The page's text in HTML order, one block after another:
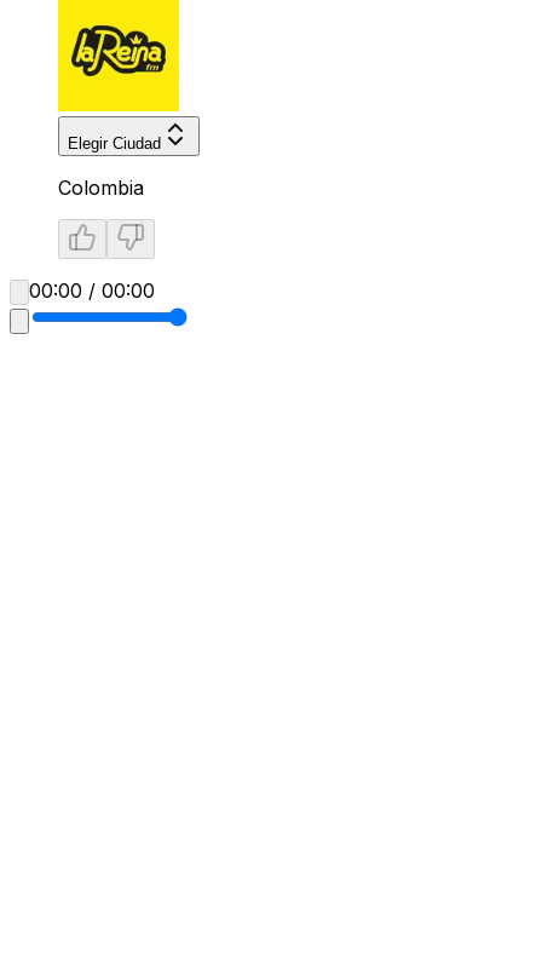
Elegir Ciudad
Colombia
00:00 / 00:00